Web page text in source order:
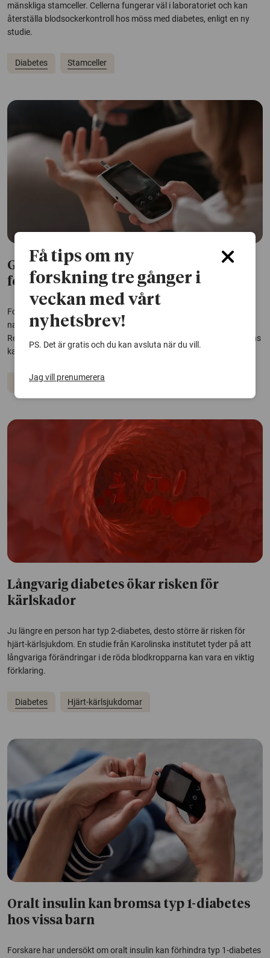
mänskliga stamceller. Cellerna fungerar väl i laboratoriet och kan
återställa blodsockerkontroll hos möss med diabetes, enligt en ny
studie.
Diabetes Stamceller
Grund för typ 1-diabetes kan formas i
fosterlivet
Forskare har upptäckt ett annorlunda proteinmönster i
navelsträngsblod hos barn som senare utvecklar typ 1-diabetes.
Resultaten tyder på att flera faktorer under graviditeten tillsammans
kan öka risken för sjukdomen.
Diabetes
Långvarig diabetes ökar risken för
kärlskador
Ju längre en person har typ 2-diabetes, desto större är risken för
hjärt-kärlsjukdom. En studie från Karolinska institutet tyder på att
långvariga förändringar i de röda blodkropparna kan vara en viktig
förklaring.
Diabetes Hjärt-kärlsjukdomar
Oralt insulin kan bromsa typ 1-diabetes
hos vissa barn
Forskare har undersökt om oralt insulin kan förhindra typ 1-diabetes
Få tips om ny
forskning tre gånger i
veckan med vårt
nyhetsbrev!
PS. Det är gratis och du kan avsluta när du vill.
Jag vill prenumerera